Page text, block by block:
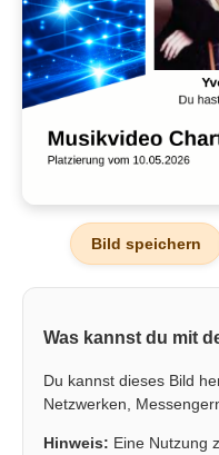
Bild speichern
Was kannst du mit
Du kannst dieses Bild
Netzwerken,
Hinweis: Eine Nutzung